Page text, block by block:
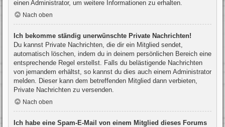
einen Administrator, um weitere Informationen zu erhalten.
Nach oben
Ich bekomme ständig unerwünschte Private Nachrichten!
Du kannst Private Nachrichten, die dir ein Mitglied sendet,
automatisch löschen, indem du in deinem persönlichen Bereich eine
entsprechende Regel erstellst. Falls du belästigende Nachrichten
von jemandem erhältst, so kannst du dies auch einem Administrator
melden. Dieser kann dem betreffenden Mitglied dann verbieten,
Private Nachrichten zu versenden.
Nach oben
Ich habe eine Spam-E-Mail von einem Mitglied dieses Forums